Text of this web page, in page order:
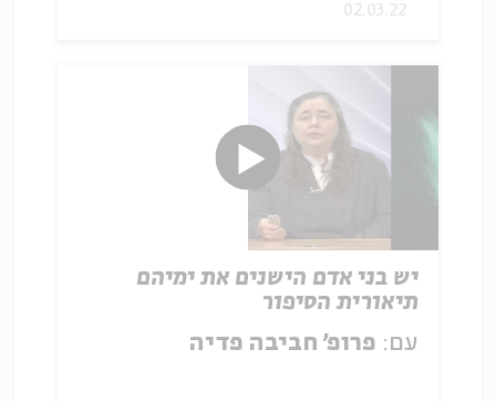
02.03.22
יש בני אדם הישנים את ימיהם
תיאורית הסיפור
עם: פרופ' חביבה פדיה